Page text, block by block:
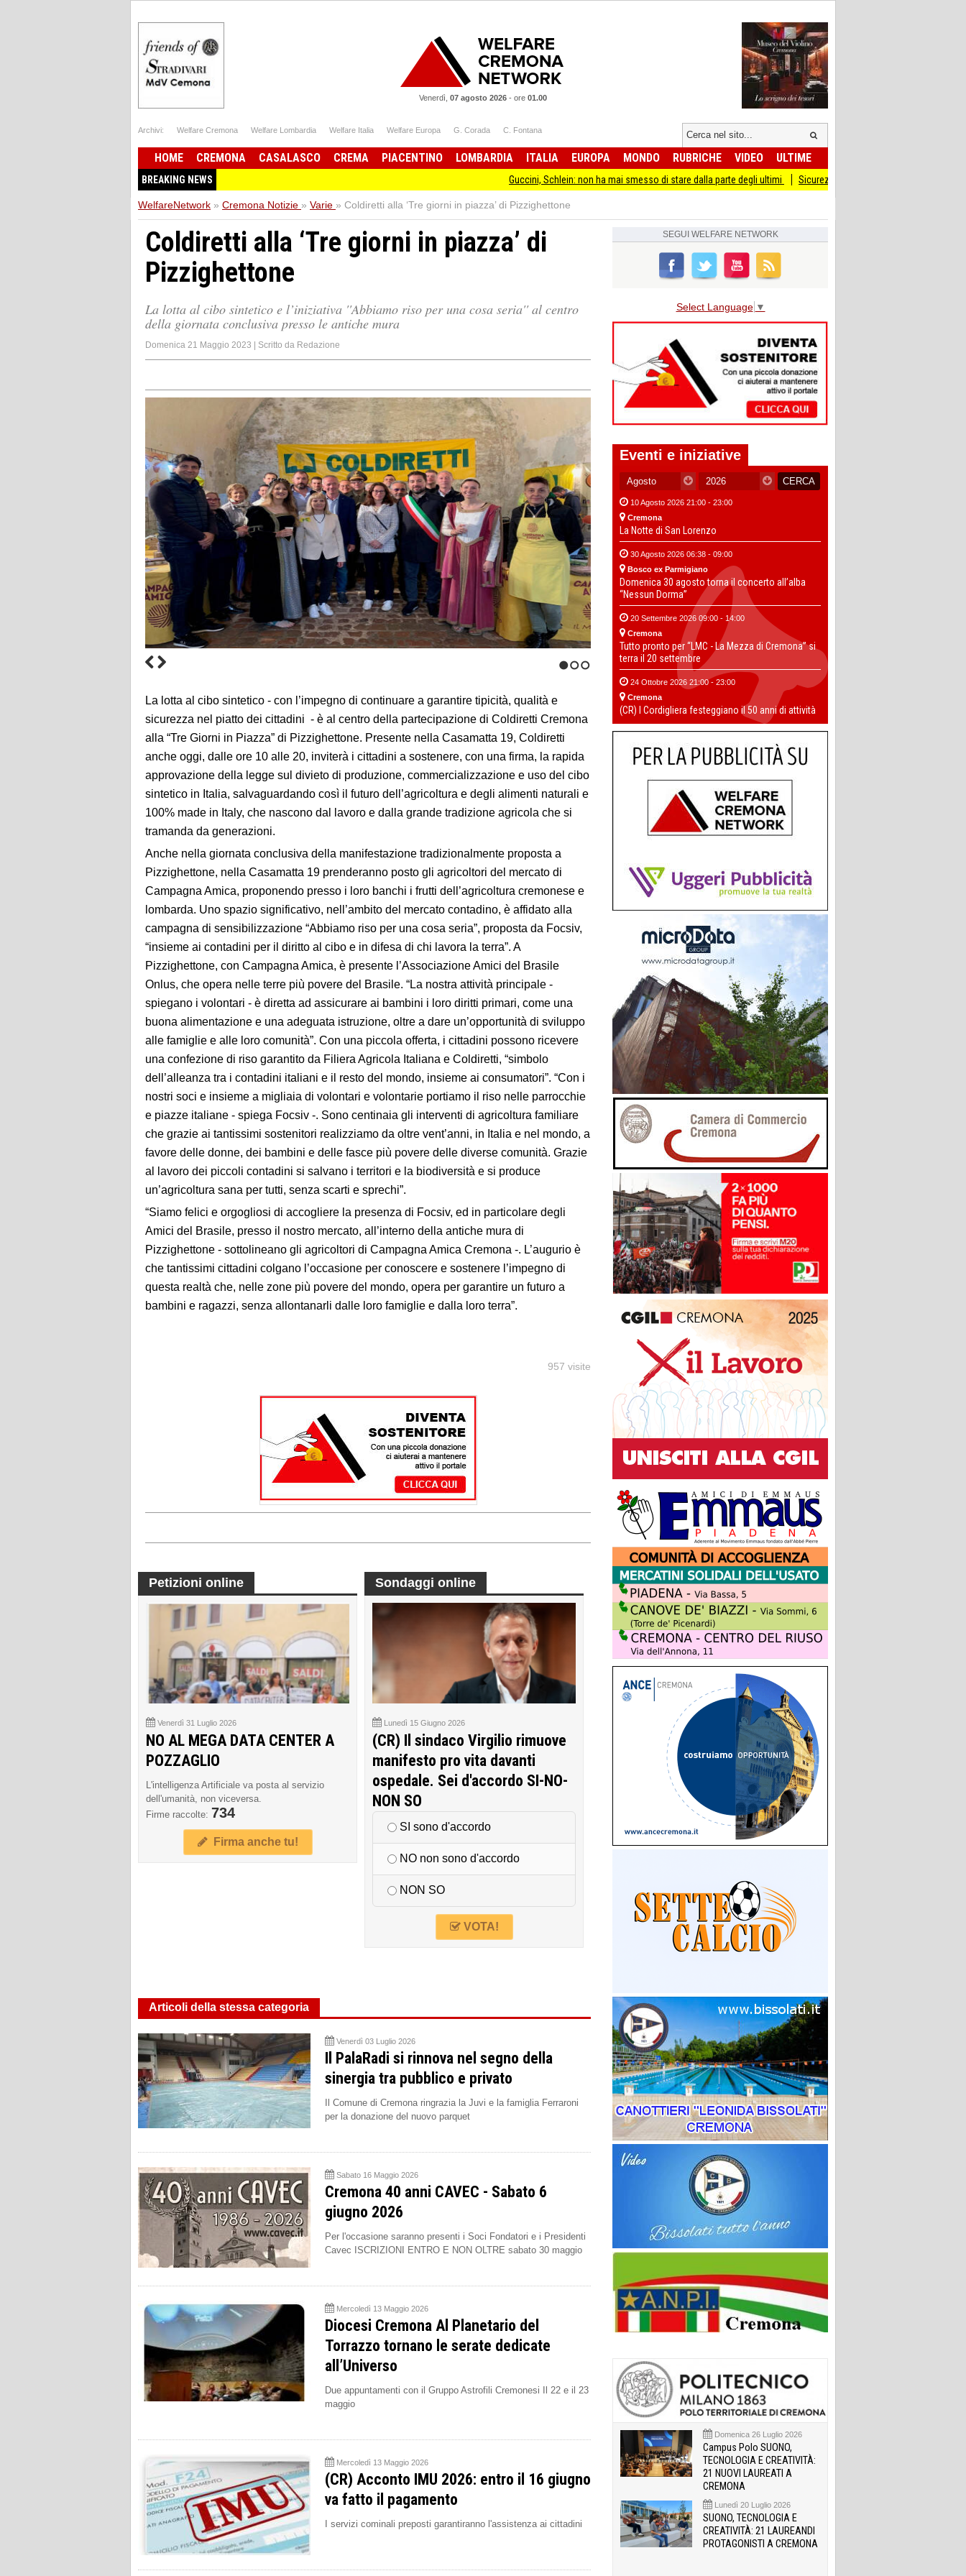
Venerdì, 07 agosto 2026 - ore 01.00
Archivi: Welfare Cremona Welfare Lombardia Welfare Italia Welfare Europa G. Corada C. Fontana
HOME CREMONA CASALASCO CREMA PIACENTINO LOMBARDIA ITALIA EUROPA MONDO RUBRICHE VIDEO ULTIME
BREAKING NEWS Guccini, Schlein: non ha mai smesso di stare dalla parte degli ultimi Sicurezza I Giovani Democratici ribattono ai Giovani di
WelfareNetwork » Cremona Notizie » Varie » Coldiretti alla ‘Tre giorni in piazza’ di Pizzighettone
Coldiretti alla ‘Tre giorni in piazza’ di
Pizzighettone
La lotta al cibo sintetico e l’iniziativa ''Abbiamo riso per una cosa seria'' al centro
della giornata conclusiva presso le antiche mura
Domenica 21 Maggio 2023 | Scritto da Redazione
La lotta al cibo sintetico - con l’impegno di continuare a garantire tipicità, qualità e
sicurezza nel piatto dei cittadini - è al centro della partecipazione di Coldiretti Cremona
alla “Tre Giorni in Piazza” di Pizzighettone. Presente nella Casamatta 19, Coldiretti
anche oggi, dalle ore 10 alle 20, inviterà i cittadini a sostenere, con una firma, la rapida
approvazione della legge sul divieto di produzione, commercializzazione e uso del cibo
sintetico in Italia, salvaguardando così il futuro dell’agricoltura e degli alimenti naturali e
100% made in Italy, che nascono dal lavoro e dalla grande tradizione agricola che si
tramanda da generazioni.
Anche nella giornata conclusiva della manifestazione tradizionalmente proposta a
Pizzighettone, nella Casamatta 19 prenderanno posto gli agricoltori del mercato di
Campagna Amica, proponendo presso i loro banchi i frutti dell’agricoltura cremonese e
lombarda. Uno spazio significativo, nell’ambito del mercato contadino, è affidato alla
campagna di sensibilizzazione “Abbiamo riso per una cosa seria”, proposta da Focsiv,
“insieme ai contadini per il diritto al cibo e in difesa di chi lavora la terra”. A
Pizzighettone, con Campagna Amica, è presente l’Associazione Amici del Brasile
Onlus, che opera nelle terre più povere del Brasile. “La nostra attività principale -
spiegano i volontari - è diretta ad assicurare ai bambini i loro diritti primari, come una
buona alimentazione e una adeguata istruzione, oltre a dare un’opportunità di sviluppo
alle famiglie e alle loro comunità”. Con una piccola offerta, i cittadini possono ricevere
una confezione di riso garantito da Filiera Agricola Italiana e Coldiretti, “simbolo
dell’alleanza tra i contadini italiani e il resto del mondo, insieme ai consumatori”. “Con i
nostri soci e insieme a migliaia di volontari e volontarie portiamo il riso nelle parrocchie
e piazze italiane - spiega Focsiv -. Sono centinaia gli interventi di agricoltura familiare
che grazie ai tantissimi sostenitori realizziamo da oltre vent’anni, in Italia e nel mondo, a
favore delle donne, dei bambini e delle fasce più povere delle diverse comunità. Grazie
al lavoro dei piccoli contadini si salvano i territori e la biodiversità e si produce
un’agricoltura sana per tutti, senza scarti e sprechi”.
“Siamo felici e orgogliosi di accogliere la presenza di Focsiv, ed in particolare degli
Amici del Brasile, presso il nostro mercato, all’interno della antiche mura di
Pizzighettone - sottolineano gli agricoltori di Campagna Amica Cremona -. L’augurio è
che tantissimi cittadini colgano l’occasione per conoscere e sostenere l’impegno di
questa realtà che, nelle zone più povere del mondo, opera per garantire un futuro a
bambini e ragazzi, senza allontanarli dalle loro famiglie e dalla loro terra”.
957 visite
Petizioni online
Venerdì 31 Luglio 2026
NO AL MEGA DATA CENTER A
POZZAGLIO
L'intelligenza Artificiale va posta al servizio
dell'umanità, non viceversa.
Firme raccolte: 734
Firma anche tu!
Sondaggi online
Lunedì 15 Giugno 2026
(CR) Il sindaco Virgilio rimuove
manifesto pro vita davanti
ospedale. Sei d'accordo SI-NO-
NON SO
SI sono d'accordo
NO non sono d'accordo
NON SO
VOTA!
Articoli della stessa categoria
Venerdì 03 Luglio 2026
Il PalaRadi si rinnova nel segno della
sinergia tra pubblico e privato
Il Comune di Cremona ringrazia la Juvi e la famiglia Ferraroni
per la donazione del nuovo parquet
Sabato 16 Maggio 2026
Cremona 40 anni CAVEC - Sabato 6
giugno 2026
Per l'occasione saranno presenti i Soci Fondatori e i Presidenti
Cavec ISCRIZIONI ENTRO E NON OLTRE sabato 30 maggio
Mercoledì 13 Maggio 2026
Diocesi Cremona Al Planetario del
Torrazzo tornano le serate dedicate
all’Universo
Due appuntamenti con il Gruppo Astrofili Cremonesi Il 22 e il 23
maggio
Mercoledì 13 Maggio 2026
(CR) Acconto IMU 2026: entro il 16 giugno
va fatto il pagamento
I servizi cominali preposti garantiranno l'assistenza ai cittadini
SEGUI WELFARE NETWORK
Select Language ▼
Eventi e iniziative
10 Agosto 2026 21:00 - 23:00
Cremona
La Notte di San Lorenzo
30 Agosto 2026 06:38 - 09:00
Bosco ex Parmigiano
Domenica 30 agosto torna il concerto all’alba
“Nessun Dorma”
20 Settembre 2026 09:00 - 14:00
Cremona
Tutto pronto per “LMC - La Mezza di Cremona” si
terra il 20 settembre
24 Ottobre 2026 21:00 - 23:00
Cremona
(CR) I Cordigliera festeggiano il 50 anni di attività
Domenica 26 Luglio 2026
Campus Polo SUONO,
TECNOLOGIA E CREATIVITÀ:
21 NUOVI LAUREATI A
CREMONA
Lunedì 20 Luglio 2026
SUONO, TECNOLOGIA E
CREATIVITÀ: 21 LAUREANDI
PROTAGONISTI A CREMONA